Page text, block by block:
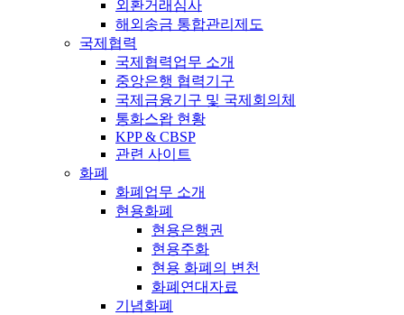
외환거래심사
해외송금 통합관리제도
국제협력
국제협력업무 소개
중앙은행 협력기구
국제금융기구 및 국제회의체
통화스왑 현황
KPP & CBSP
관련 사이트
화폐
화폐업무 소개
현용화폐
현용은행권
현용주화
현용 화폐의 변천
화폐연대자료
기념화폐